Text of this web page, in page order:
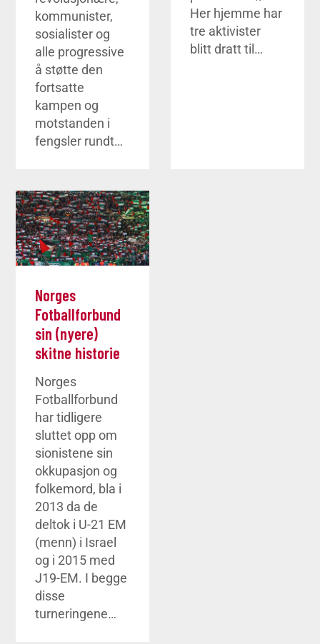
kommunister,
sosialister og
alle progressive
å støtte den
fortsatte
kampen og
motstanden i
fengsler rundt…
Her hjemme har
tre aktivister
blitt dratt til…
Norges
Fotballforbund
sin (nyere)
skitne historie
Norges
Fotballforbund
har tidligere
sluttet opp om
sionistene sin
okkupasjon og
folkemord, bla i
2013 da de
deltok i U-21 EM
(menn) i Israel
og i 2015 med
J19-EM. I begge
disse
turneringene…